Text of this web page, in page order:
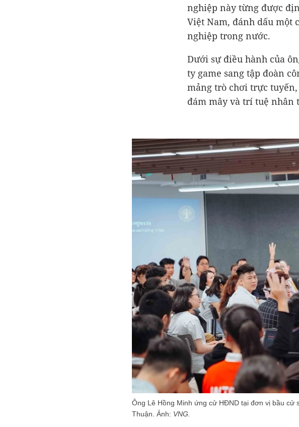
nghiệp này từng được
Việt Nam, đánh dấu một
nghiệp trong nước.
Dưới sự điều hành của
ty game sang tập đoàn
mảng trò chơi trực
đám mây và trí tuệ nhân
Ông Lê Hồng Minh ứng cử HĐND tại đơn vị bầu cử
Thuận. Ảnh: VNG.